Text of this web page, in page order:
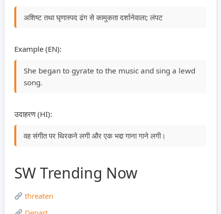
अशिष्ट तथा घृणास्पद ढंग से कामुकता दर्शानेवाला; लंपट
Example (EN):
She began to gyrate to the music and sing a lewd
song.
उदाहरण (HI):
वह संगीत पर थिरकने लगी और एक भद्दा गाना गाने लगी।
SW Trending Now
threaten